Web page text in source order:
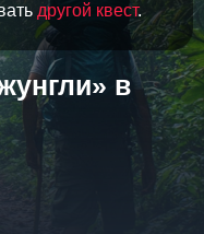
другой квест.
в